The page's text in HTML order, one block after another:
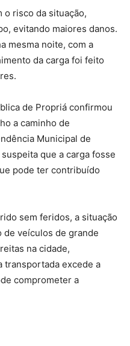
o risco da situação,
evitando maiores danos.
mesma noite, com a
da carga foi feito
de Propriá confirmou
a caminho de
Municipal de
que a carga fosse
pode ter contribuído
sem feridos, a situação
de veículos de grande
na cidade,
transportada excede a
comprometer a